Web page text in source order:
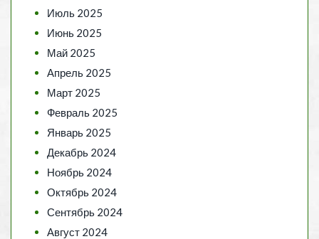
Июль 2025
Июнь 2025
Май 2025
Апрель 2025
Март 2025
Февраль 2025
Январь 2025
Декабрь 2024
Ноябрь 2024
Октябрь 2024
Сентябрь 2024
Август 2024